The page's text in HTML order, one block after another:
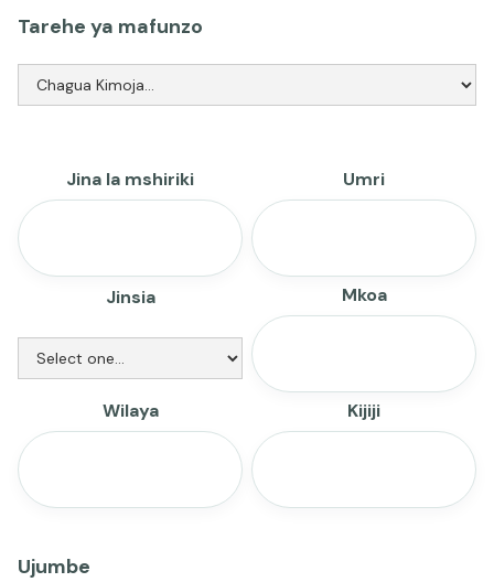
Tarehe ya mafunzo
Jina la mshiriki Umri
Jinsia Mkoa
Wilaya Kijiji
Ujumbe